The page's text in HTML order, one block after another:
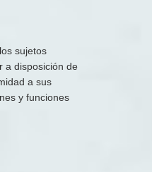
sujetos
a disposición de
a sus
y funciones